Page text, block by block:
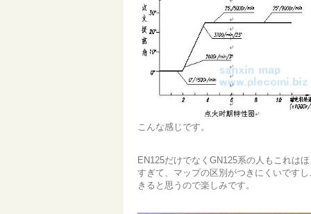
こんな感じです。
EN125だけでなくGN125系の人もこれは
すぎて、マップの区別がつきにくいです
きると思うので楽しみです。